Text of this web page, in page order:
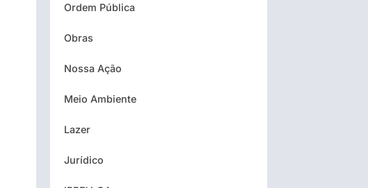
Ordem Pública
Obras
Nossa Ação
Meio Ambiente
Lazer
Jurídico